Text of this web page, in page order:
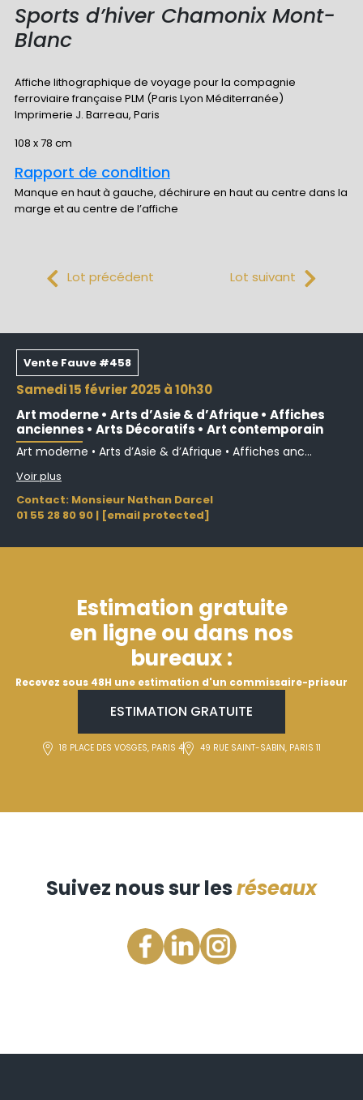
Sports d’hiver Chamonix Mont-
Blanc
Affiche lithographique de voyage pour la compagnie
ferroviaire française PLM (Paris Lyon Méditerranée)
Imprimerie J. Barreau, Paris
108 x 78 cm
Rapport de condition
Manque en haut à gauche, déchirure en haut au centre dans la
marge et au centre de l’affiche
Lot précédent Lot suivant
Vente Fauve #458
samedi 15 février 2025 à 10h30
Art moderne • Arts d’Asie & d’Afrique • Affiches
anciennes • Arts Décoratifs • Art contemporain
Art moderne • Arts d’Asie & d’Afrique • Affiches anc...
Voir plus
Contact: Monsieur Nathan Darcel
01 55 28 80 90 | [email protected]
Estimation gratuite
en ligne ou dans nos
bureaux :
Recevez sous 48H une estimation d'un commissaire-priseur
ESTIMATION GRATUITE
18 PLACE DES VOSGES, PARIS 4 49 RUE SAINT-SABIN, PARIS 11
Suivez nous sur lesréseaux